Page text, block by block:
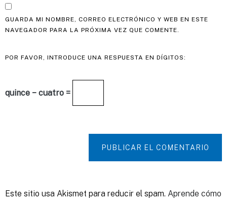
GUARDA MI NOMBRE, CORREO ELECTRÓNICO Y WEB EN ESTE
NAVEGADOR PARA LA PRÓXIMA VEZ QUE COMENTE.
POR FAVOR, INTRODUCE UNA RESPUESTA EN DÍGITOS:
quince − cuatro =
PUBLICAR EL COMENTARIO
Este sitio usa Akismet para reducir el spam. Aprende cómo